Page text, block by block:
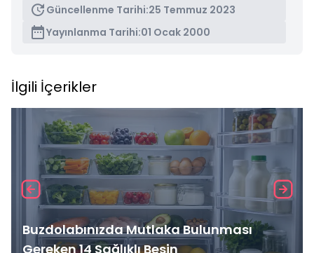
Güncellenme Tarihi:25 Temmuz 2023
Yayınlanma Tarihi:01 Ocak 2000
İlgili İçerikler
Buzdolabınızda Mutlaka Bulunması
Gereken 14 Sağlıklı Besin